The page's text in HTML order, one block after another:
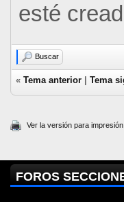
esté
Buscar
« Tema anterior Tema
Ver la versión para impresión
FOROS